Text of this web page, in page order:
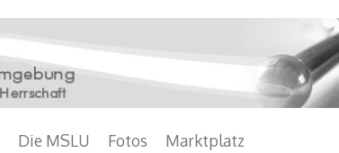
Die MSLU Fotos Marktplatz